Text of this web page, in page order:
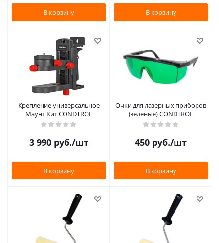
В корзину В корзину
Крепление универсальное
Маунт Кит CONDTROL
3 990руб./шт
В корзину
Очки для лазерных приборов
(зеленые) CONDTROL
450 руб./шт
В корзину